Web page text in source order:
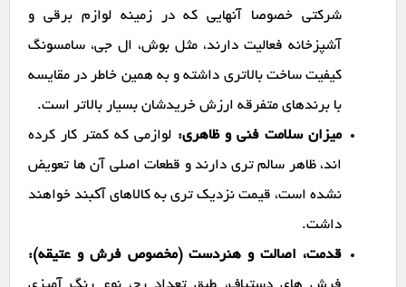
شرکتی خصوصا آنهایی که در زمینه لوازم برقی و
آشپزخانه فعالیت دارند، مثل بوش، ال جی، سامسونگ
کیفیت ساخت بالاتری داشته و به همین خاطر در مقایسه
با برندهای متفرقه ارزش خریدشان بسیار بالاتر است.
میزان سلامت فنی و ظاهری: لوازمی که کمتر کار کرده
اند، ظاهر سالم تری دارند و قطعات اصلی آن ها تعویض
نشده است، قیمت نزدیک تری به کالاهای آکبند خواهند
داشت.
قدمت، اصالت و هنردست (مخصوص فرش و عتیقه):